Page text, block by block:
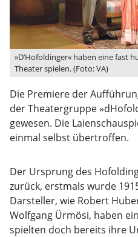
»D’Hofoldinger« haben eine fast
Theater spielen. (Foto: VA)
Die Premiere der
der Theatergruppe
gewesen. Die
einmal selbst übertroffen.
Der Ursprung des
zurück, erstmals wurde
Darsteller, wie Robert
Wolfgang Ürmösi, haben
spielten doch bereits ihre